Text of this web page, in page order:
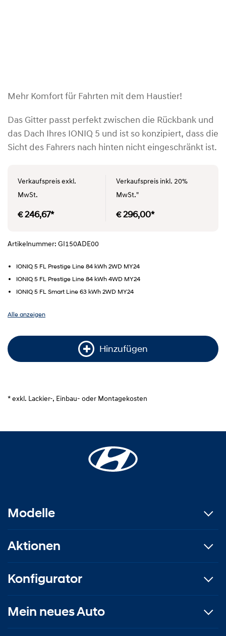
Mehr Komfort für Fahrten mit dem Haustier!
Das Gitter passt perfekt zwischen die Rückbank und
das Dach Ihres IONIQ 5 und ist so konzipiert, dass die
Sicht des Fahrers nach hinten nicht eingeschränkt ist.
Verkaufspreis exkl.
MwSt.
€ 246,67*
Verkaufspreis inkl. 20%
MwSt."
€ 296,00*
Artikelnummer: GI150ADE00
IONIQ 5 FL Prestige Line 84 kWh 2WD MY24
IONIQ 5 FL Prestige Line 84 kWh 4WD MY24
IONIQ 5 FL Smart Line 63 kWh 2WD MY24
Alle anzeigen
Hinzufügen
* exkl. Lackier-, Einbau- oder Montagekosten
Modelle
Aktionen
Konfigurator
Mein neues Auto